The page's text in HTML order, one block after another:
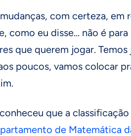
com certeza, em
como eu disse… não é
que querem jogar.
poucos, vamos colocar
que a
de Matemática